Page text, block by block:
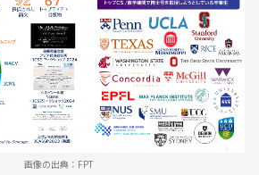
画像の出典：FPT